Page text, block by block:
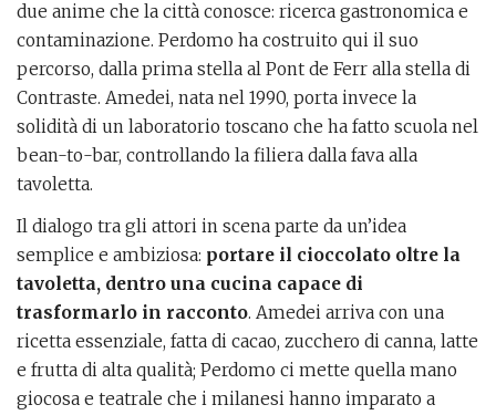
due anime che la città conosce: ricerca gastronomica e
contaminazione. Perdomo ha costruito qui il suo
percorso, dalla prima stella al Pont de Ferr alla stella di
Contraste. Amedei, nata nel 1990, porta invece la
solidità di un laboratorio toscano che ha fatto scuola nel
bean-to-bar, controllando la filiera dalla fava alla
tavoletta.
Il dialogo tra gli attori in scena parte da un’idea
semplice e ambiziosa: portare il cioccolato oltre la
tavoletta, dentro una cucina capace di
trasformarlo in racconto. Amedei arriva con una
ricetta essenziale, fatta di cacao, zucchero di canna, latte
e frutta di alta qualità; Perdomo ci mette quella mano
giocosa e teatrale che i milanesi hanno imparato a